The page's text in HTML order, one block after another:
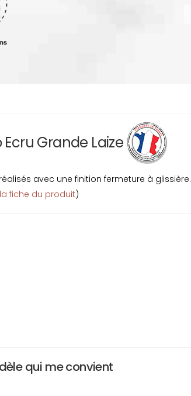
Grande Laize
avec une finition fermeture à glissière.
fiche du produit)
qui me convient